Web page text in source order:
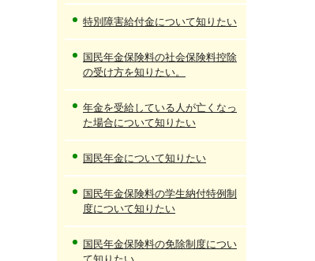
特別障害給付金について知りたい
国民年金保険料の社会保険料控除
の受け方を知りたい。
年金を受給している人が亡くなっ
た場合について知りたい
国民年金について知りたい
国民年金保険料の学生納付特例制
度について知りたい
国民年金保険料の免除制度につい